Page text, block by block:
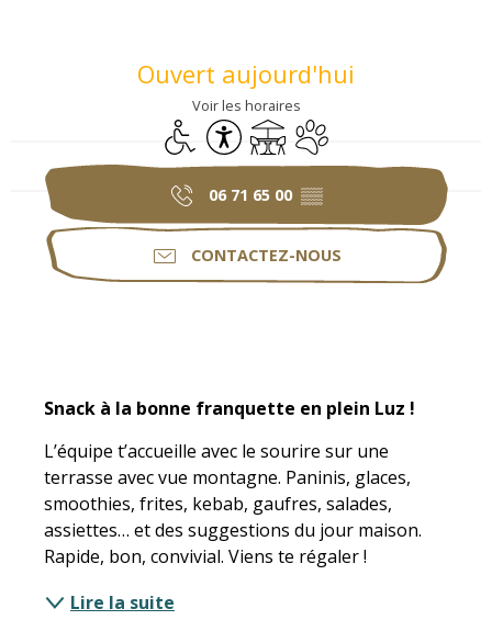
Ouvert aujourd'hui
Voir les horaires
Accès handicapés
Accessibilité
TerrasseAnimaux acceptés
06 71 65 00 ▒▒
CONTACTEZ-NOUS
Snack à la bonne franquette en plein Luz !
L’équipe t’accueille avec le sourire sur une
terrasse avec vue montagne. Paninis, glaces,
smoothies, frites, kebab, gaufres, salades,
assiettes… et des suggestions du jour maison.
Rapide, bon, convivial. Viens te régaler !
Lire la suite